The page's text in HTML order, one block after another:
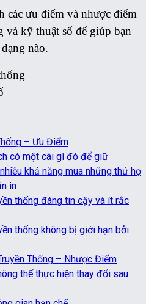
các ưu điểm và nhược điểm
và kỹ thuật số để giúp bạn
nào.
– Ưu Điểm
có một cái gì đó để giữ
khả năng mua những thứ họ
in
thống đáng tin cậy và ít rắc
thống không bị giới hạn bởi
Thống – Nhược Điểm
thể thực hiện thay đổi sau